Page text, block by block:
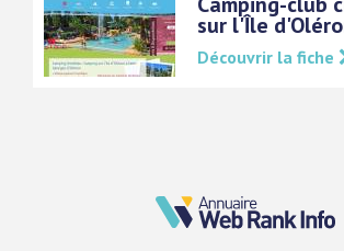
sur l'Île
Découvrir la fiche